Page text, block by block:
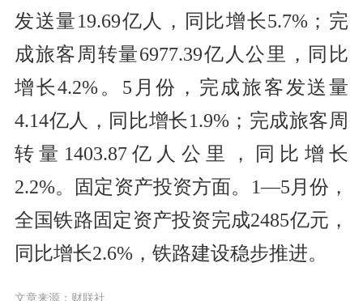
发送量19.69亿人，同比增长5.7%；完
成旅客周转量6977.39亿人公里，同比
增长4.2%。5月份，完成旅客发送量
4.14亿人，同比增长1.9%；完成旅客周
转量1403.87亿人公里，同比增长
2.2%。固定资产投资方面。1—5月份，
全国铁路固定资产投资完成2485亿元，
同比增长2.6%，铁路建设稳步推进。
文章来源：财联社